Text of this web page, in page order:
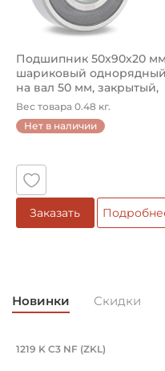
Подшипник 50х90х20
шариковый однорядный
на вал 50 мм, закрытый,
улу...
Вес товара 0.48 кг.
Нет в наличии
Заказать
Новинки Скидки
Подшипник
Подшипник 95х170х32
1219 K C3 NF (ZKL)